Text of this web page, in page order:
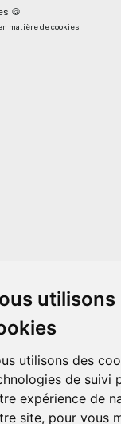
utilisons
utilisons des
de suivi
expérience de
site, pour vous
🍪
matière de cookies
© &
:MonsieurPaul
indépendant et n'est
soit avec The Walt
ou leurs dérivés ou